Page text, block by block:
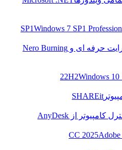
Windows 7 SP1
Nero Burning
Windows 10
SHAREit
کامپیوتر از AnyDesk
Adobe